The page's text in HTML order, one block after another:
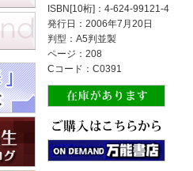
ISBN[10桁]：4-624-99121-4
発行日：2006年7月20日
判型：A5判並製
ページ：208
Cコード：C0391